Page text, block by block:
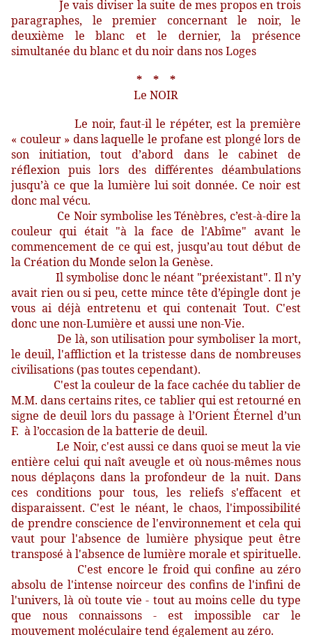
Je vais diviser la suite de mes propos en trois
paragraphes, le premier concernant le noir, le
deuxième le blanc et le dernier, la présence
simultanée du blanc et du noir dans nos Loges
* * *
Le NOIR
Le noir, faut-il le répéter, est la première
« couleur » dans laquelle le profane est plongé lors de
son initiation, tout d’abord dans le cabinet de
réflexion puis lors des différentes déambulations
jusqu’à ce que la lumière lui soit donnée. Ce noir est
donc mal vécu.
Ce Noir symbolise les Ténèbres, c’est-à-dire la
couleur qui était "à la face de l'Abîme" avant le
commencement de ce qui est, jusqu’au tout début de
la Création du Monde selon la Genèse.
Il symbolise donc le néant "préexistant". Il n’y
avait rien ou si peu, cette mince tête d’épingle dont je
vous ai déjà entretenu et qui contenait Tout. C'est
donc une non-Lumière et aussi une non-Vie.
De là, son utilisation pour symboliser la mort,
le deuil, l'affliction et la tristesse dans de nombreuses
civilisations (pas toutes cependant).
C'est la couleur de la face cachée du tablier de
M.M. dans certains rites, ce tablier qui est retourné en
signe de deuil lors du passage à l’Orient Éternel d’un
F. à l’occasion de la batterie de deuil.
Le Noir, c'est aussi ce dans quoi se meut la vie
entière celui qui naît aveugle et où nous-mêmes nous
nous déplaçons dans la profondeur de la nuit. Dans
ces conditions pour tous, les reliefs s'effacent et
disparaissent. C'est le néant, le chaos, l'impossibilité
de prendre conscience de l'environnement et cela qui
vaut pour l'absence de lumière physique peut être
transposé à l'absence de lumière morale et spirituelle.
C'est encore le froid qui confine au zéro
absolu de l'intense noirceur des confins de l'infini de
l'univers, là où toute vie - tout au moins celle du type
que nous connaissons - est impossible car le
mouvement moléculaire tend également au zéro.